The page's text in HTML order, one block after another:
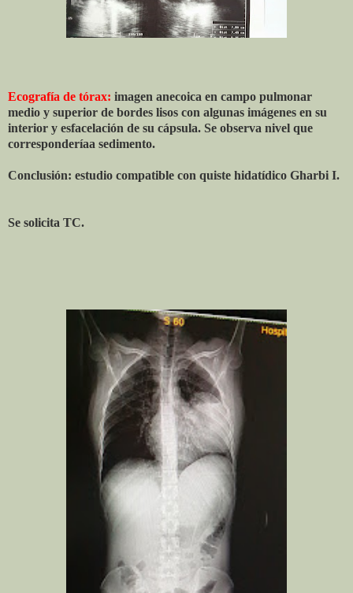
Ecografía de tórax: imagen anecoica en campo pulmonar
medio y superior de bordes lisos con algunas imágenes en su
interior y esfacelación de su cápsula. Se observa nivel que
corresponderíaa sedimento.
Conclusión: estudio compatible con quiste hidatídico Gharbi I.
Se solicita TC.